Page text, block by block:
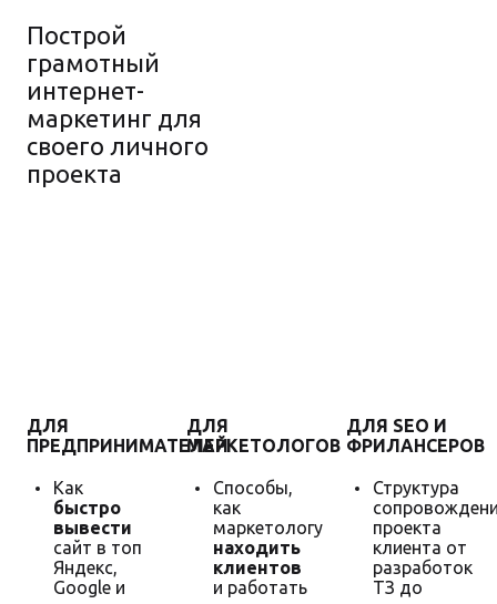
Построй
грамотный
интернет-
маркетинг для
своего личного
проекта
ДЛЯ
ПРЕДПРИНИМАТЕЛЕЙ
Как
быстро
вывести
сайт в топ
Яндекс,
Google и
ДЛЯ
МАРКЕТОЛОГОВ
Способы,
как
маркетологу
находить
клиентов
и работать
ДЛЯ SEO И
ФРИЛАНСЕРОВ
Структура
проекта
клиента от
разработок
ТЗ до